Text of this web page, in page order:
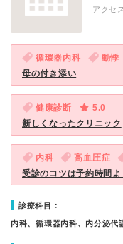
アクセ
循環器内科 動悸
母の付き添い
健康診断
5.0
新しくなったクリニック
内科 高血圧症
受診のコツは予約時間よ
診療科目：
内科、循環器内科、内分泌代